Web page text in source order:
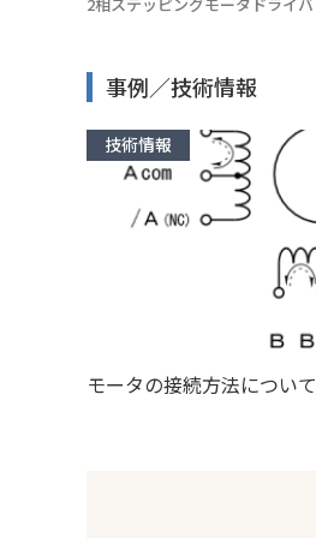
事例／技術情報
技術情報
モータの接続方法について